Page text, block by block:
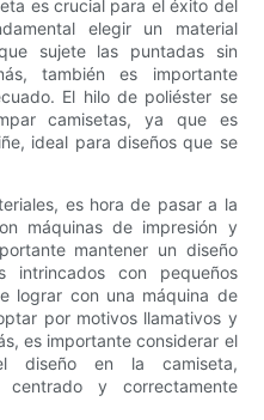
es crucial para el éxito del
elegir un material
sujete las puntadas sin
también es importante
El hilo de poliéster se
camisetas, ya que es
ideal para diseños que se
es hora de pasar a la
máquinas de impresión y
mantener un diseño
intrincados con pequeños
lograr con una máquina de
por motivos llamativos y
es importante considerar el
diseño en la camiseta,
y correctamente